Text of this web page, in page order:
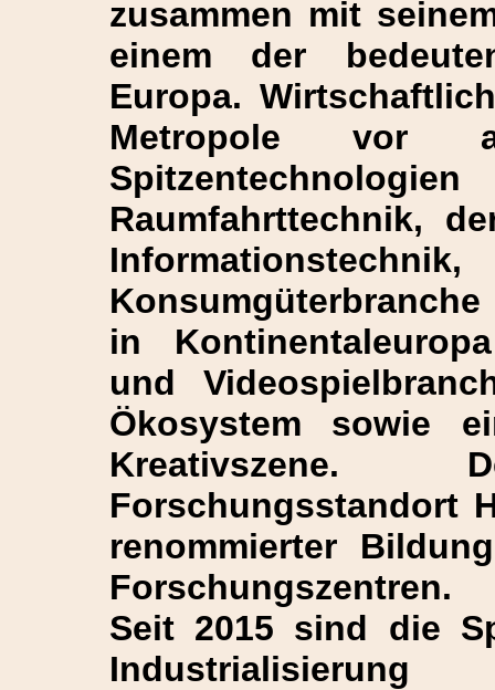
zusammen mit
einem der
Europa.
Metropole vor
Raumfahrttechnik,
in
und
Ökosystem sowie
Forschungsstandort
renommierter
Forschungszentren.
Seit 2015 sind die